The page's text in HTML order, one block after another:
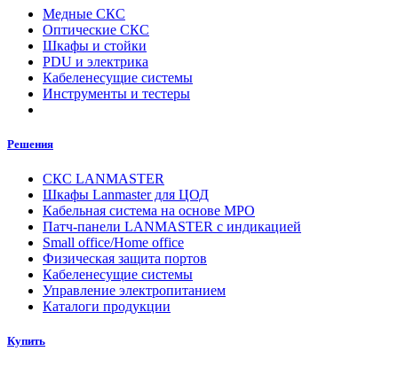
Медные СКС
Оптические СКС
Шкафы и стойки
PDU и электрика
Кабеленесущие системы
Инструменты и тестеры
Решения
СКС LANMASTER
Шкафы Lanmaster для ЦОД
Кабельная система на основе MPO
Патч-панели LANMASTER с индикацией
Small office/Home office
Физическая защита портов
Кабеленесущие системы
Управление электропитанием
Каталоги продукции
Купить